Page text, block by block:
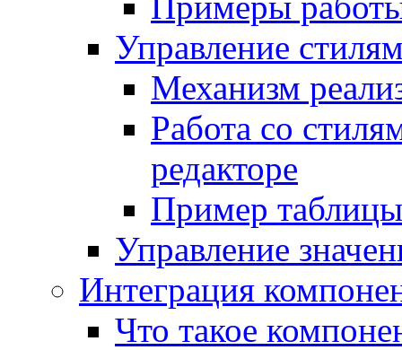
Управление
Механизм
Работа со
редакторе
Пример
Управление
Интеграция
Что такое